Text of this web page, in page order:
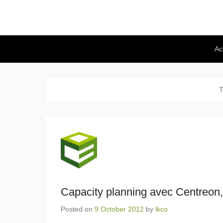
Capacity planning avec
Posted on 9 October 2012 by lkco